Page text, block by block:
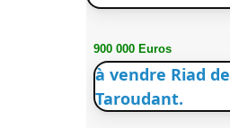
900 000 Euros
à vendre Riad
Taroudant.